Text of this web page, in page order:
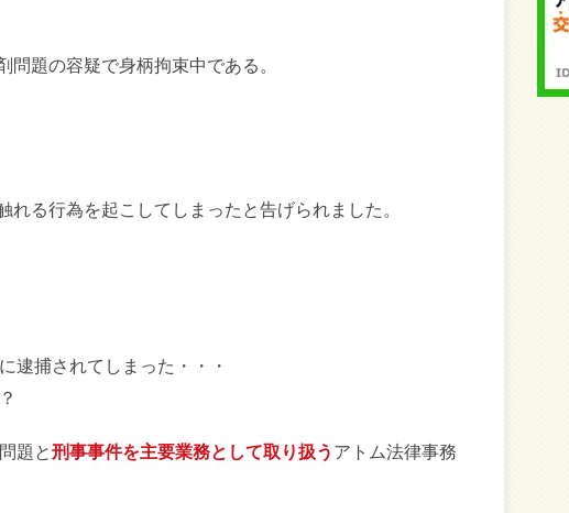
問題の容疑で身柄拘束中である。
れる行為を起こしてしまったと告げられました。
逮捕されてしまった・・・
題と刑事事件を主要業務として取り扱う アトム法律事務